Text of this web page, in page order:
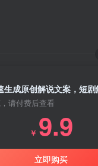
生成原创解说文案，短
请付费后查看
￥ 9.9
立即购买